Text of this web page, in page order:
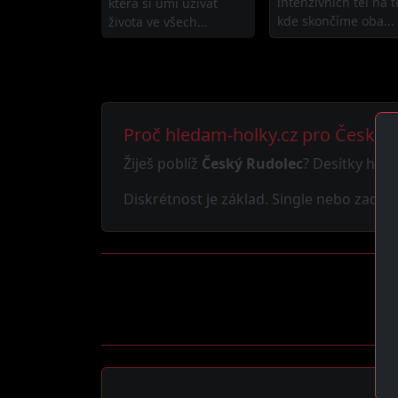
která si umí užívat
života ve všech...
kde skončíme oba...
Proč hledam-holky.cz pro Český
Žiješ poblíž Český Rudolec? Desítky
Diskrétnost je základ. Single nebo